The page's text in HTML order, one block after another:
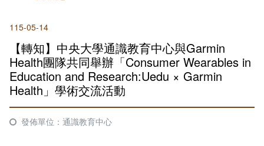
諮詢信箱
聯絡資訊
評鑑專區
內部自我評鑑專區
授課大綱
教材資訊
課程列表
課程地圖
互動服務
檔案下載
相關連結
活動花絮
回空大首頁
115-05-14
【轉知】中央大學通識教育中心與Garmin
Health團隊共同舉辦「Consumer Wearables in
Education and Research:Uedu × Garmin
Health」學術交流活動
發佈單位：通識教育中心